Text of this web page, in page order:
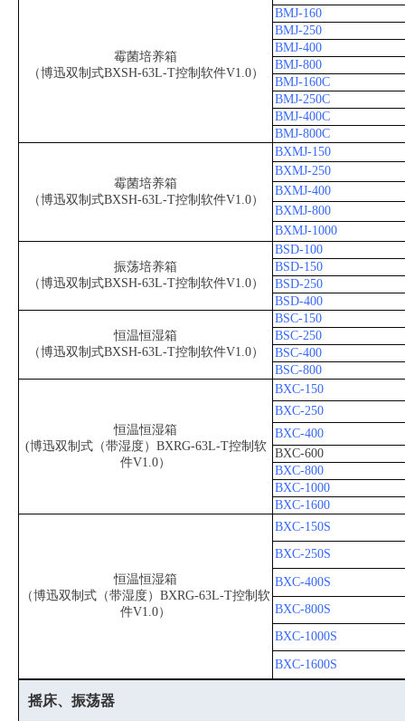
霉菌培养箱
（博迅双制式BXSH-63L-T控制软件V1.0）
BMJ-160
BMJ-250
BMJ-400
BMJ-800
BMJ-160C
BMJ-250C
BMJ-400C
BMJ-800C
霉菌培养箱
（博迅双制式BXSH-63L-T控制软件V1.0）
BXMJ-150
BXMJ-250
BXMJ-400
BXMJ-800
BXMJ-1000
振荡培养箱
（博迅双制式BXSH-63L-T控制软件V1.0）
BSD-100
BSD-150
BSD-250
BSD-400
恒温恒湿箱
（博迅双制式BXSH-63L-T控制软件V1.0）
BSC-150
BSC-250
BSC-400
BSC-800
恒温恒湿箱
(博迅双制式（带湿度）BXRG-63L-T控制软
件V1.0）
BXC-150
BXC-250
BXC-400
BXC-600
BXC-800
BXC-1000
BXC-1600
恒温恒湿箱
（博迅双制式（带湿度）BXRG-63L-T控制软
件V1.0）
BXC-150S
BXC-250S
BXC-400S
BXC-800S
BXC-1000S
BXC-1600S
摇床、振荡器